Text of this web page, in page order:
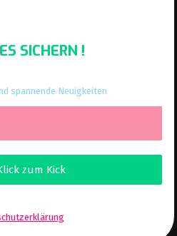
SICHERN !
spannende Neuigkeiten
.